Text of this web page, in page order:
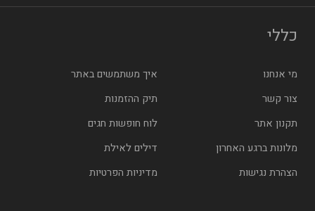
כללי
מי אנחנו
איך משתמשים באתר
צור קשר
תיק ההזמנות
תקנון אתר
לוח חופשות חגים
מלונות ברגע האחרון
דילים לאילת
הצהרת נגישות
מדיניות הפרטיות